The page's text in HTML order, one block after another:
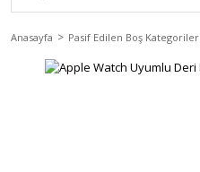
Anasayfa Pasif Edilen Boş Kategoriler